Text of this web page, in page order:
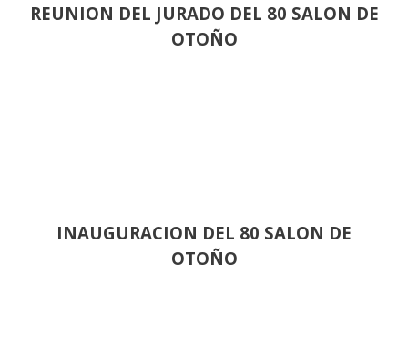
REUNION DEL JURADO DEL 80 SALON DE
OTOÑO
INAUGURACION DEL 80 SALON DE
OTOÑO